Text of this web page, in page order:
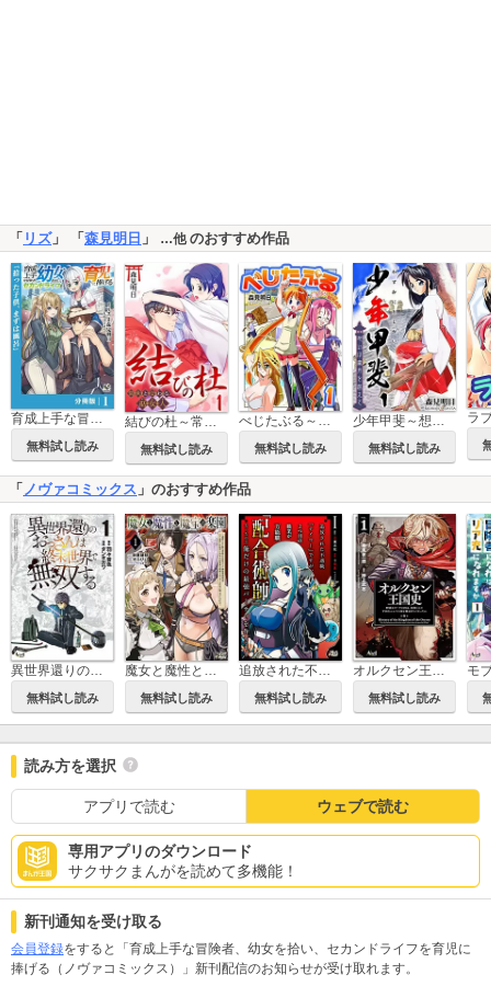
「 リズ」 「森見明日 」 …他のおすすめ作品
育成上手な冒険者、幼女を拾い、セカンドライフを育児に捧げる【分冊版】（ノヴァコミックス）
無料試し読み
結びの杜～常世と交わる巫女人～
無料試し読み
べじたぶる～美少女だらけの制作会社～
無料試し読み
少年甲斐～想いは歳月を越えて～
無料試し読み
「 ノヴァコミックス 」のおすすめ作品
無料試し読み 無料試し読み 無料試し読み 無料試し読み
読み方を選択
アプリで読む ウェブで読む
専用アプリのダウンロード
サクサクまんがを読めて多機能！
新刊通知を受け取る
会員登録をすると「育成上手な冒険者、幼女を拾い、セカンドライフを育児に
捧げる（ノヴァコミックス）」新刊配信のお知らせが受け取れます。